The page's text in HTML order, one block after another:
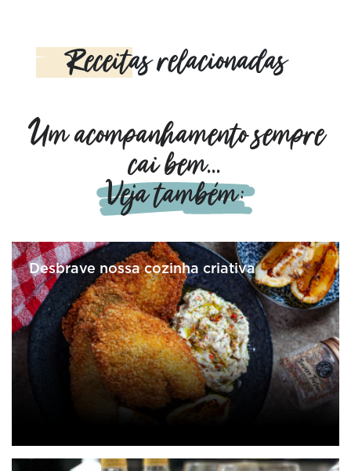
Receitas relacionadas
Um acompanhamento sempre
cai bem...
Veja também:
Desbrave nossa cozinha criativa